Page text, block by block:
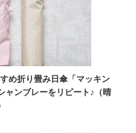
め折り畳み日傘「マッキン
ャンブレーをリピート♪（晴